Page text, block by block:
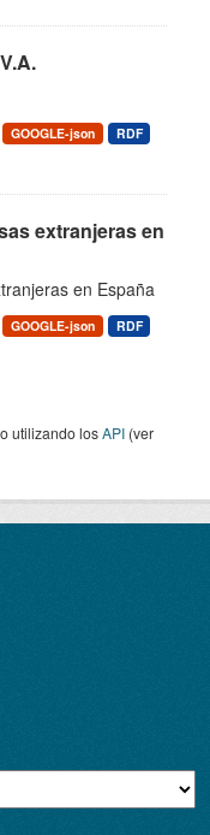
GOOGLE-json
RDF
extranjeras en
en España
GOOGLE-json
RDF
utilizando losAPI (ver